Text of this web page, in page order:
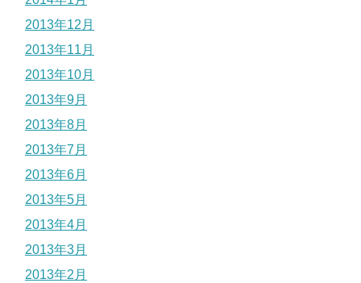
2013年12月
2013年11月
2013年10月
2013年9月
2013年8月
2013年7月
2013年6月
2013年5月
2013年4月
2013年3月
2013年2月